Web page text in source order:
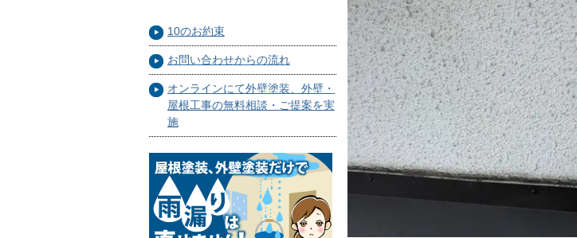
10のお約束
お問い合わせからの流れ
オンラインにて外壁塗装、外壁・
屋根工事の無料相談・ご提案を実
施